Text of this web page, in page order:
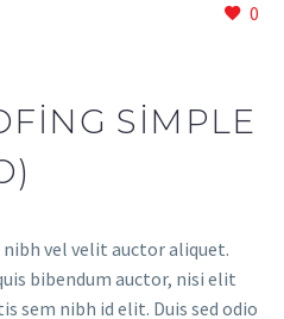
0
SIMPLE
vel velit auctor aliquet.
bibendum auctor, nisi elit
sem nibh id elit. Duis sed odio